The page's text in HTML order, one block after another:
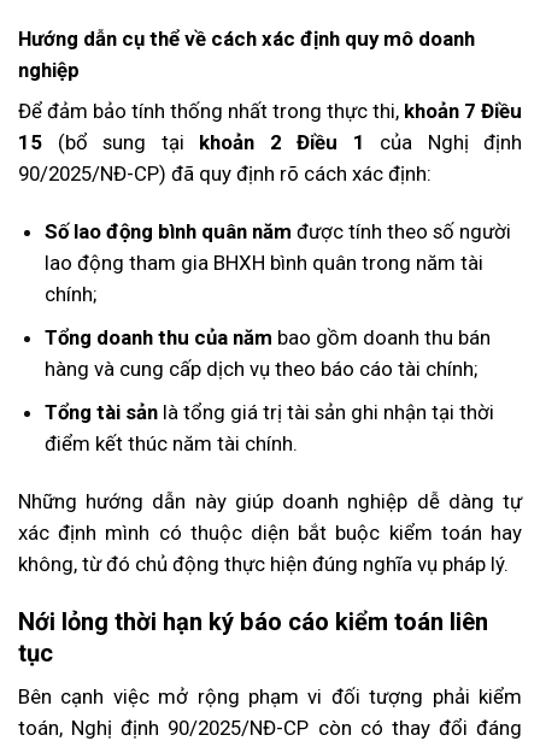
Hướng dẫn cụ thể về cách xác định quy mô doanh
nghiệp
Để đảm bảo tính thống nhất trong thực thi, khoản 7 Điều
15 (bổ sung tại khoản 2 Điều 1
của Nghị định
90/2025/NĐ-CP) đã quy định rõ cách xác định:
Số lao động bình quân năm được tính theo số người
lao động tham gia BHXH bình quân trong năm tài
chính;
Tổng doanh thu của năm bao gồm doanh thu bán
hàng và cung cấp dịch vụ theo báo cáo tài chính;
Tổng tài sảnlà tổng giá trị tài sản ghi nhận tại thời
điểm kết thúc năm tài chính.
Những hướng dẫn này giúp doanh nghiệp dễ dàng tự
xác định mình có thuộc diện bắt buộc kiểm toán hay
không, từ đó chủ động thực hiện đúng nghĩa vụ pháp lý.
Nới lỏng thời hạn ký báo cáo kiểm toán liên
tục
Bên cạnh việc mở rộng phạm vi đối tượng phải kiểm
toán, Nghị định 90/2025/NĐ-CP còn có thay đổi đáng